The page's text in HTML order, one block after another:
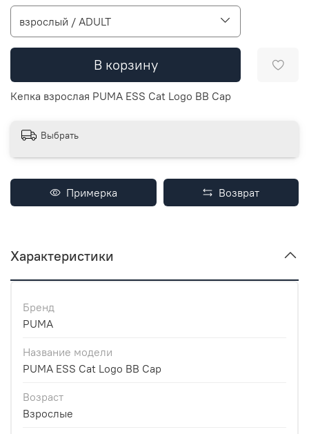
взрослый / ADULT
В корзину
Кепка взрослая PUMA ESS Cat Logo BB Cap
Выбрать
Примерка Возврат
Характеристики
Бренд
PUMA
Название модели
PUMA ESS Cat Logo BB Cap
Возраст
Взрослые